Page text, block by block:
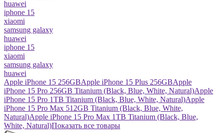
huawei
iphone 15
xiaomi
samsung galaxy
huawei
iphone 15
xiaomi
samsung galaxy
huawei
Apple iPhone 15 256GBApple iPhone 15 Plus 256GBApple
iPhone 15 Pro 256GB Titanium (Black, Blue, White, Natural)Apple
iPhone 15 Pro 1TB Titanium (Black, Blue, White, Natural)Apple
iPhone 15 Pro Max 512GB Titanium (Black, Blue, White,
Natural)Apple iPhone 15 Pro Max 1TB Titanium (Black, Blue,
White, Natural)Показать все товары